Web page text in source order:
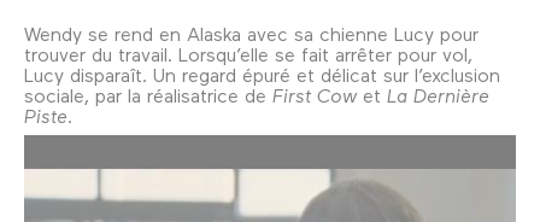
Wendy se rend en Alaska avec sa chienne Lucy pour
trouver du travail. Lorsqu’elle se fait arrêter pour vol,
Lucy disparaît. Un regard épuré et délicat sur l’exclusion
sociale, par la réalisatrice de First Cow et La Dernière
Piste.